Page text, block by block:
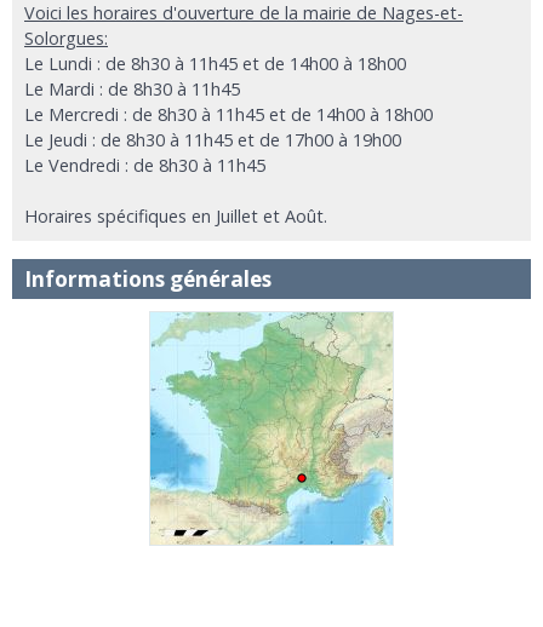
Voici les horaires d'ouverture de la mairie de Nages-et-
Solorgues:
Le Lundi : de 8h30 à 11h45 et de 14h00 à 18h00
Le Mardi : de 8h30 à 11h45
Le Mercredi : de 8h30 à 11h45 et de 14h00 à 18h00
Le Jeudi : de 8h30 à 11h45 et de 17h00 à 19h00
Le Vendredi : de 8h30 à 11h45
Horaires spécifiques en Juillet et Août.
Informations générales